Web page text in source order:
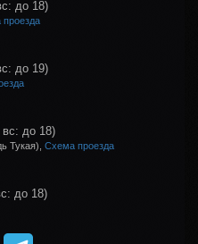
до 18)
до 19)
до 18)
Тукая), Схема проезда
до 18)